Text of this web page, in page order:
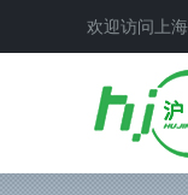
欢迎访问上